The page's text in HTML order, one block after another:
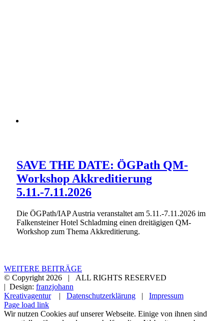
SAVE THE DATE: ÖGPath QM-
Workshop Akkreditierung
5.11.-7.11.2026
Die ÖGPath/IAP Austria veranstaltet am 5.11.-7.11.2026 im
Falkensteiner Hotel Schladming einen dreitägigen QM-
Workshop zum Thema Akkreditierung.
WEITERE BEITRÄGE
© Copyright 2026 | ALL RIGHTS RESERVED
| Design: franzjohann
Kreativagentur| Datenschutzerklärung | Impressum
Page load link
Wir nutzen Cookies auf unserer Webseite. Einige von ihnen sind